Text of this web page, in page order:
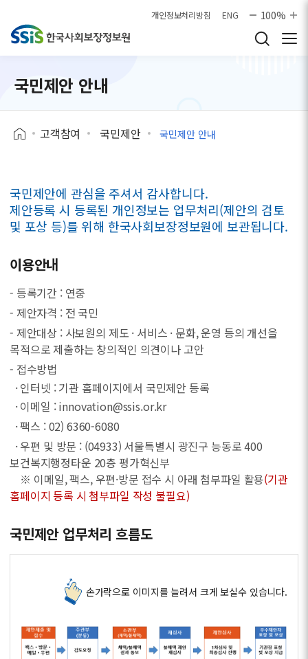
개인정보처리방침 ENG 100%
국민제안 안내
고객참여 국민제안 국민제안 안내
국민제안에 관심을 주셔서 감사합니다.
제안등록 시 등록된 개인정보는 업무처리(제안의 검토
및 포상 등)를 위해 한국사회보장정보원에 보관됩니다.
이용안내
- 등록기간 : 연중
- 제안자격 : 전 국민
- 제안대상 : 사보원의 제도 · 서비스 · 문화, 운영 등의 개선을
목적으로 제출하는 창의적인 의견이나 고안
- 접수방법
· 인터넷 : 기관 홈페이지에서 국민제안 등록
· 이메일 : innovation@ssis.or.kr
· 팩스 : 02) 6360-6080
· 우편 및 방문 : (04933) 서울특별시 광진구 능동로 400
보건복지행정타운 20층 평가혁신부
※ 이메일, 팩스, 우편·방문 접수 시 아래 첨부파일 활용(기관
홈페이지 등록 시 첨부파일 작성 불필요)
국민제안 업무처리 흐름도
손가락으로 이미지를 늘려서 크게 보실수 있습니다.